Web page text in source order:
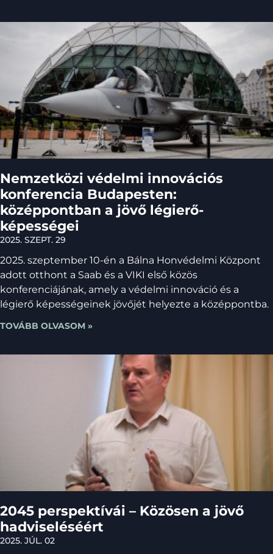
Nemzetközi védelmi innovációs
konferencia Budapesten:
középpontban a jövő légierő-
képességei
2025. SZEPT. 29
2025. szeptember 10-én a Bálna Honvédelmi Központ
adott otthont a Saab és a VIKI első közös
konferenciájának, amely a védelmi innováció és a
légierő képességeinek jövőjét helyezte a középpontba.
TOVÁBB OLVASOM »
2045 perspektívái – Közösen a jövő
hadviseléséért
2025. JÚL. 02